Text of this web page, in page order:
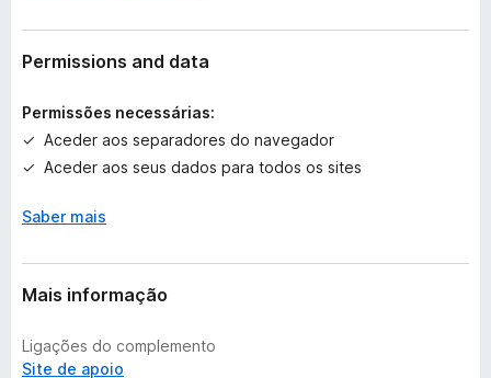
v
a
i
ç
õ
s
i
n
Permissions and data
Permissões necessárias:
Aceder aos separadores do navegador
Aceder aos seus dados para todos os sites
Saber mais
Mais informação
Ligações do complemento
Site de apoio